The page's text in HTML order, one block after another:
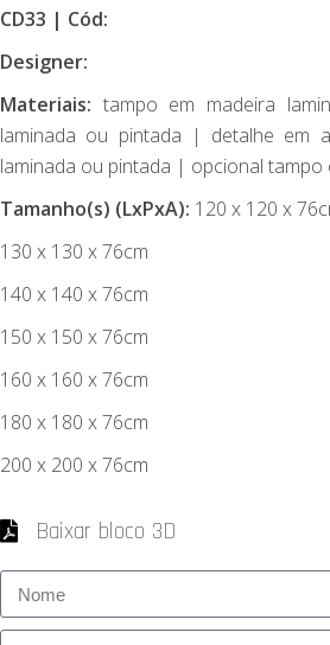
CD33 | Cód:
Designer:
Materiais: tampo em madeira
laminada ou pintada | detalhe em
laminada ou pintada | opcional
Tamanho(s) (LxPxA): 120 x 120 x
130 x 130 x 76cm
140 x 140 x 76cm
150 x 150 x 76cm
160 x 160 x 76cm
180 x 180 x 76cm
200 x 200 x 76cm
Baixar bloco 3D